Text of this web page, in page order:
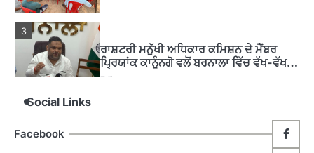
3
ਰਾਸ਼ਟਰੀ ਮਨੁੱਖੀ ਅਧਿਕਾਰ ਕਮਿਸ਼ਨ ਦੇ ਮੈਂਬਰ
ਪ੍ਰਿਯਾਂਕ ਕਾਨੂੰਨਗੋ ਵਲੋਂ ਬਰਨਾਲਾ ਵਿੱਚ ਵੱਖ-ਵੱਖ
ਸਕੀਮਾਂ ਦਾ ਜਾਇਜ਼ਾ
Editor
ਹੁਸ਼ਿਆਰਪੁਰ ਜ਼ਿਲ੍ਹੇ ਵ‘ ਈ.ਐੱਫ. ਡਿਜੀਟਾਈਜ਼ੇਸ਼ਨ
Social Links
Facebook